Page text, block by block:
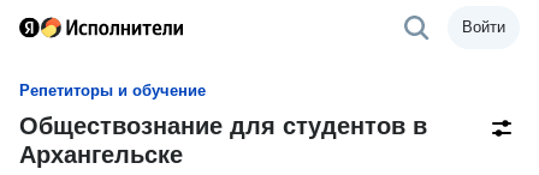
Войти
Репетиторы и обучение
Обществознание для студентов в
Архангельске